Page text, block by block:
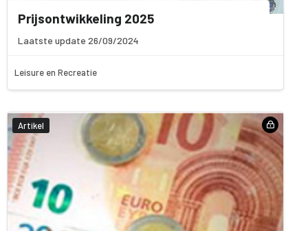
Prijsontwikkeling 2025
Laatste update 26/09/2024
Leisure en Recreatie
Artikel